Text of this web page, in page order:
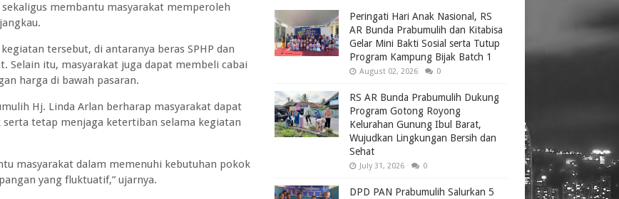
membantu masyarakat memperoleh
tersebut, di antaranya beras SPHP dan
Selain itu, masyarakat juga dapat membeli cabai
harga di bawah pasaran.
Hj. Linda Arlan berharap masyarakat dapat
tetap menjaga ketertiban selama kegiatan
masyarakat dalam memenuhi kebutuhan pokok
yang fluktuatif,” ujarnya.
Peringati Hari Anak Nasional, RS
AR Bunda Prabumulih dan Kitabisa
Gelar Mini Bakti Sosial serta Tutup
Program Kampung Bijak Batch 1
August 02, 2026 0
RS AR Bunda Prabumulih Dukung
Program Gotong Royong
Kelurahan Gunung Ibul Barat,
Wujudkan Lingkungan Bersih dan
Sehat
July 31, 2026 0
DPD PAN Prabumulih Salurkan 5